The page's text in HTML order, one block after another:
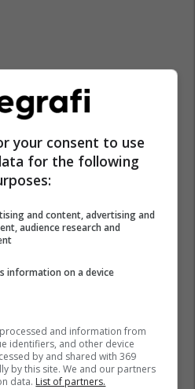
Guinness
your consent to use
for the following
and content, advertising and
audience research and
information on a device
and information from
identifiers, and other device
by and shared with 369
by this site. We and our partners
data. List of partners.